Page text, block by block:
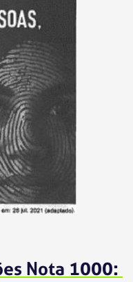
Nota 1000: